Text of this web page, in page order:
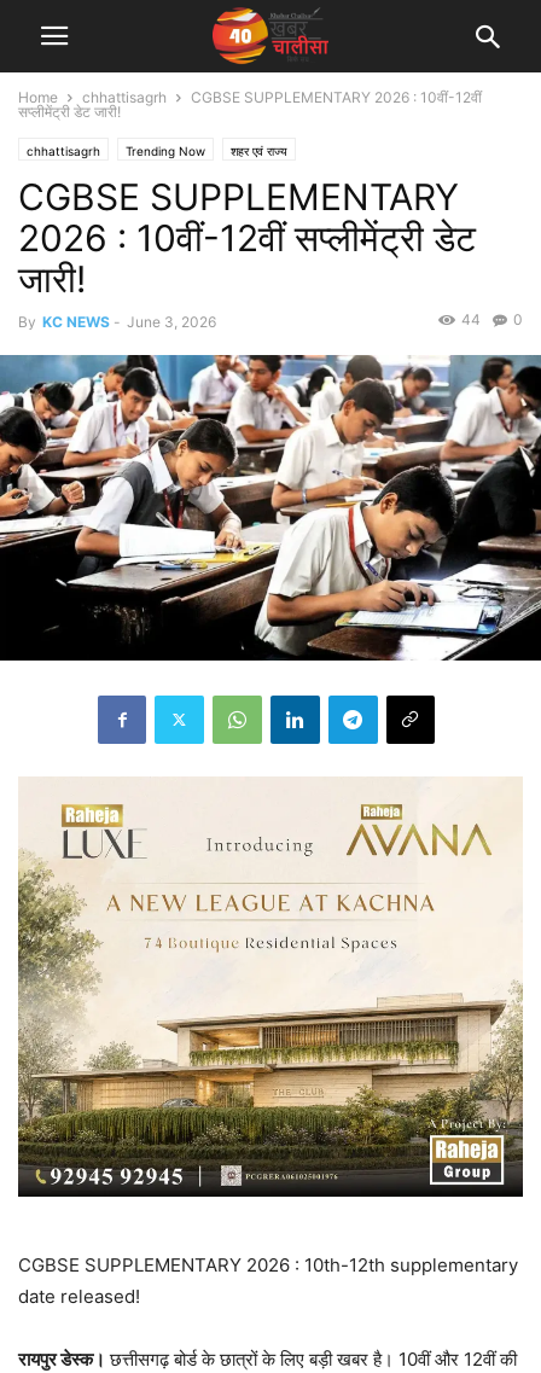
Home chhattisagrh
CGBSE SUPPLEMENTARY 2026 : 10वीं-12वीं
सप्लीमेंट्री डेट जारी!
chhattisagrh Trending Now शहर एवं राज्य
CGBSE SUPPLEMENTARY
2026 : 10वीं-12वीं सप्लीमेंट्री डेट
जारी!
By KC NEWS - June 3, 2026 0
44
CGBSE SUPPLEMENTARY 2026 : 10th-12th supplementary
date released!
रायपुर डेस्क। छत्तीसगढ़ बोर्ड के छात्रों के लिए बड़ी खबर है। 10वीं और 12वीं की